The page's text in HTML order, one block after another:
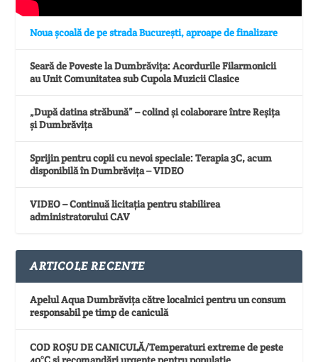
Noua școală de pe strada București, aproape de finalizare
Seară de Poveste la Dumbrăvița: Acordurile Filarmonicii
au Unit Comunitatea sub Cupola Muzicii Clasice
„După datina străbună” – colind și colaborare între Reșița
și Dumbrăvița
Sprijin pentru copii cu nevoi speciale: Terapia 3C, acum
disponibilă în Dumbrăvița – VIDEO
VIDEO – Continuă licitația pentru stabilirea
administratorului CAV
ARTICOLE RECENTE
Apelul Aqua Dumbrăvița către localnici pentru un consum
responsabil pe timp de caniculă
COD ROȘU DE CANICULĂ/Temperaturi extreme de peste